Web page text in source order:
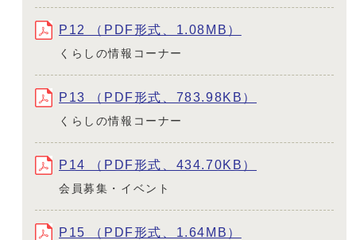
P12 （PDF形式、1.08MB）
くらしの情報コーナー
P13 （PDF形式、783.98KB）
くらしの情報コーナー
P14 （PDF形式、434.70KB）
会員募集・イベント
P15 （PDF形式、1.64MB）